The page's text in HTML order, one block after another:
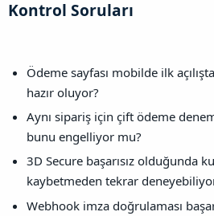
Kontrol Soruları​
Ödeme sayfası mobilde ilk
hazır oluyor?
Aynı sipariş için çift ödeme
bunu engelliyor mu?
3D Secure başarısız olduğunda
kaybetmeden tekrar
Webhook imza doğrulaması